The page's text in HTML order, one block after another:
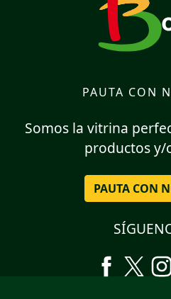
PAUTA CON
Somos la vitrina
productos y/
PAUTA CON